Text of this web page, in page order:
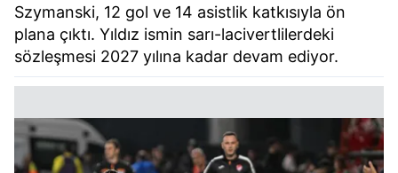
Szymanski, 12 gol ve 14 asistlik katkısıyla ön
plana çıktı. Yıldız ismin sarı-lacivertlilerdeki
sözleşmesi 2027 yılına kadar devam ediyor.